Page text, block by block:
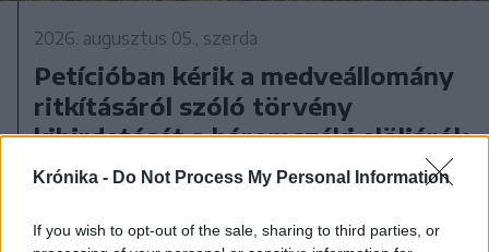
Krónika - Do Not Process My Personal Information
If you wish to opt-out of the sale, sharing to third parties, or
2026. augusztus 05., szerda
Petícióban kérik a medveállomány
ritkításáról szóló törvény
kihirdetését a háromszéki elöljárók